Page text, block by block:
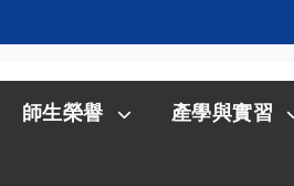
師生榮譽 產學與實習